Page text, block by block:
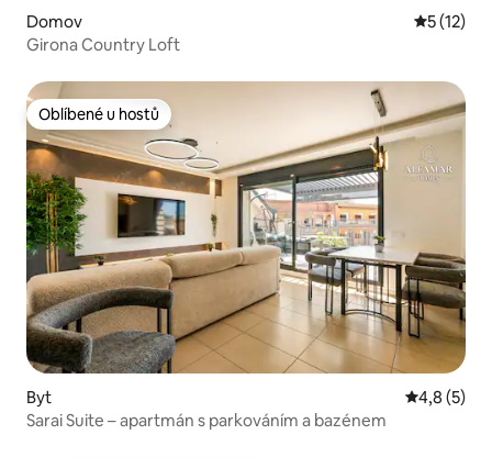
Domov
5 (12)
Girona Country Loft
Oblíbené u hostů
Oblíbené u hostů
Byt Průměrné
4,8 (5)
Sarai Suite – apartmán s parkováním a bazénem